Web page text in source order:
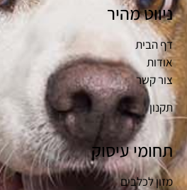
ניווט מהיר
דף הבית
אודות
צור קשר
תקנון
תחומי עיסוק
מזון לכלבים